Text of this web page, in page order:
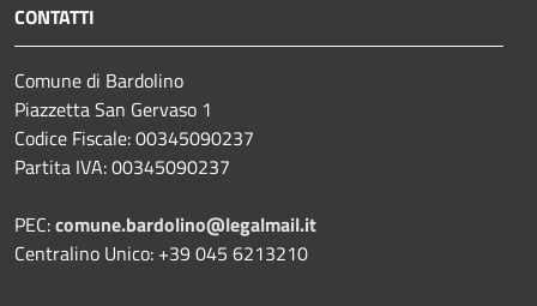
CONTATTI
Comune di Bardolino
Piazzetta San Gervaso 1
Codice Fiscale: 00345090237
Partita IVA: 00345090237
PEC:comune.bardolino@legalmail.it
Centralino Unico: +39 045 6213210